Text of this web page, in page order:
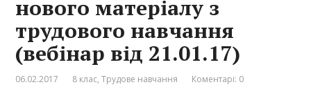
нового матеріалу з
трудового навчання
(вебінар від 21.01.17)
06.02.2017 8 клас,Трудове навчання Коментарі: 0